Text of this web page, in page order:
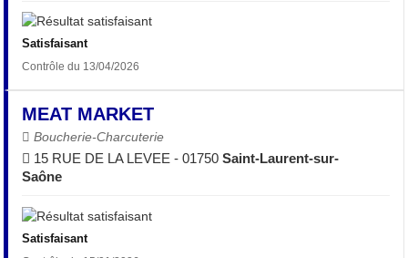
Satisfaisant
Contrôle du 13/04/2026
MEAT MARKET
Boucherie-Charcuterie
15 RUE DE LA LEVEE - 01750Saint-Laurent-sur-
Saône
Satisfaisant